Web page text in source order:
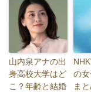
山内泉アナの出
身高校大学はど
こ？年齢と結婚
の
ま